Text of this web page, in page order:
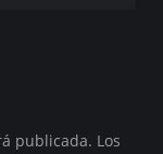
publicada. Los